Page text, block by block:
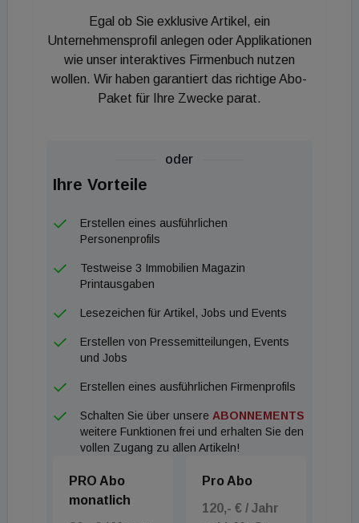
Mariahilfer Straße und dem ÖV-Knoten
Westbahnhof (U3/U6).
Egal ob Sie exklusive Artikel, ein
Unternehmensprofil anlegen oder Applikationen
wie unser interaktives Firmenbuch nutzen
wollen. Wir haben garantiert das richtige Abo-
Paket für Ihre Zwecke parat.
oder
Ihre Vorteile
Erstellen eines ausführlichen
Personenprofils
Testweise 3 Immobilien Magazin
Printausgaben
Lesezeichen für Artikel, Jobs und Events
Erstellen von Pressemitteilungen, Events
und Jobs
Erstellen eines ausführlichen Firmenprofils
Schalten Sie über unsere ABONNEMENTS
weitere Funktionen frei und erhalten Sie den
vollen Zugang zu allen Artikeln!
PRO Abo
monatlich
Pro Abo
120,- € / Jahr